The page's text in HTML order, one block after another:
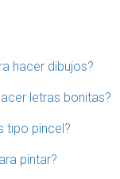
hacer dibujos?
letras bonitas?
tipo pincel?
pintar?